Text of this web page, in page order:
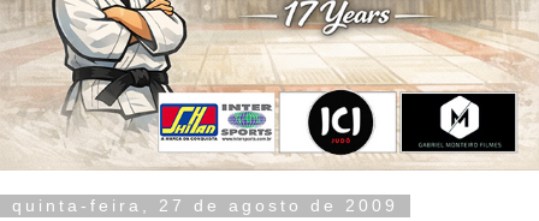
quinta-feira, 27 de agosto de 2009